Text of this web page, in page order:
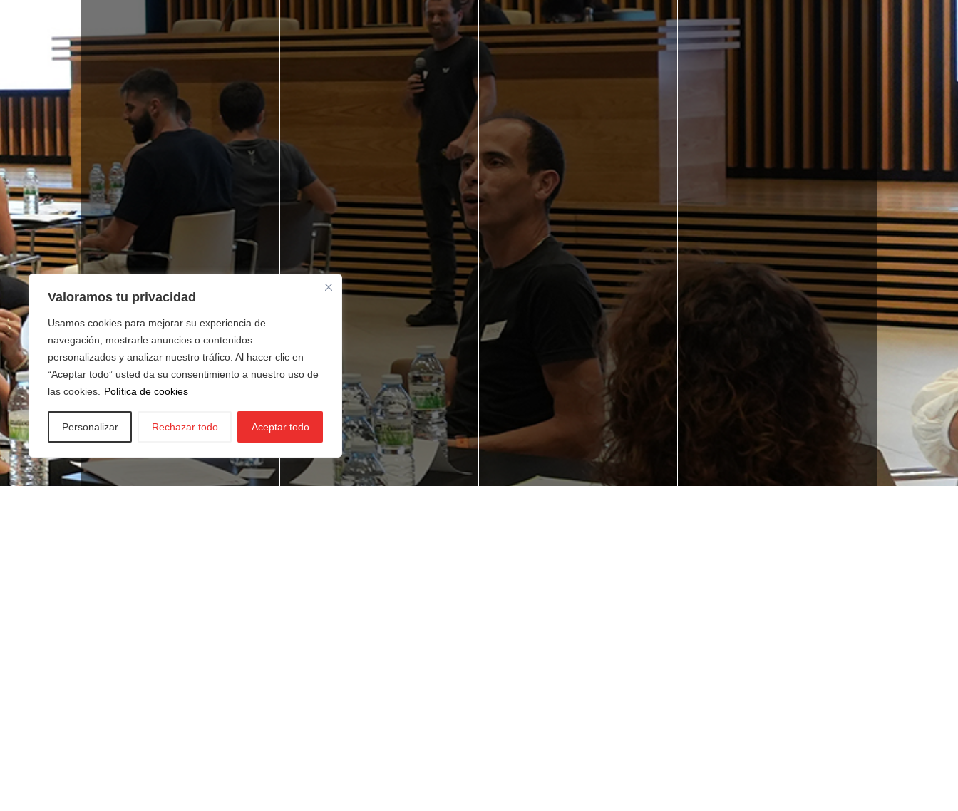
Valoramos tu privacidad
Usamos cookies para mejorar su experiencia de
navegación, mostrarle anuncios o contenidos
personalizados y analizar nuestro tráfico. Al hacer clic en
“Aceptar todo” usted da su consentimiento a nuestro uso de
las cookies.
Política de cookies
Personalizar Rechazar todo Aceptar todo